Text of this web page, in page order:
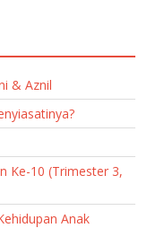
& Aznil
Ke-10 (Trimester 3,
Anak